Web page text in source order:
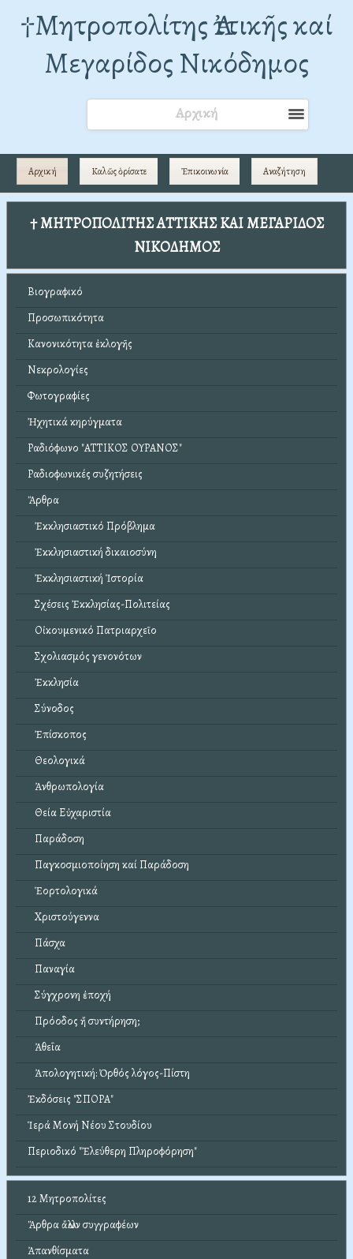
†Mητροπολίτης Ἀττικῆς καί
Μεγαρίδος Νικόδημος
Αρχική
Αρχική Καλῶς ὁρίσατε Ἐπικοινωνία Αναζήτηση
† ΜΗΤΡΟΠΟΛΙΤΗΣ ΑΤΤΙΚΗΣ ΚΑΙ ΜΕΓΑΡΙΔΟΣ
ΝΙΚΟΔΗΜΟΣ
Βιογραφικό
Προσωπικότητα
Κανονικότητα ἐκλογῆς
Νεκρολογίες
Φωτογραφίες
Ἠχητικά κηρύγματα
Ραδιόφωνο "ΑΤΤΙΚΟΣ ΟΥΡΑΝΟΣ"
Ραδιοφωνικές συζητήσεις
Ἄρθρα
Ἐκκλησιαστικό Πρόβλημα
Ἐκκλησιαστική δικαιοσύνη
Ἐκκλησιαστική Ἱστορία
Σχέσεις Ἐκκλησίας-Πολιτείας
Οἰκουμενικό Πατριαρχεῖο
Σχολιασμός γενονότων
Ἐκκλησία
Σύνοδος
Ἐπίσκοπος
Θεολογικά
Ἀνθρωπολογία
Θεία Εὐχαριστία
Παράδοση
Παγκοσμιοποίηση καί Παράδοση
Ἑορτολογικά
Χριστούγεννα
Πάσχα
Παναγία
Σύγχρονη ἐποχή
Πρόοδος ἤ συντήρηση;
Ἀθεΐα
Ἀπολογητική: Ὀρθός λόγος-Πίστη
Ἐκδόσεις "ΣΠΟΡΑ"
Ἱερά Μονή Νέου Στουδίου
Περιοδικό "Ἐλεύθερη Πληροφόρηση"
12 Μητροπολίτες
Ἄρθρα ἄλλων συγγραφέων
Ἀπανθίσματα